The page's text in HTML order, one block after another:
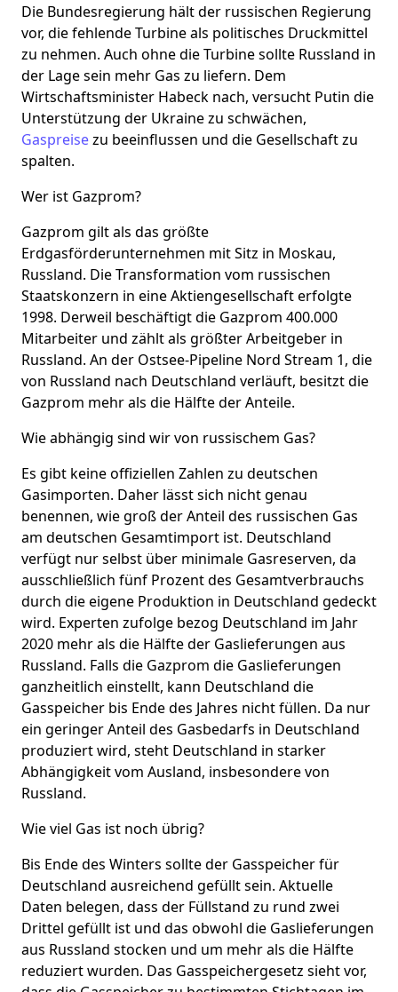
Die Bundesregierung hält der russischen Regierung
vor, die fehlende Turbine als politisches Druckmittel
zu nehmen. Auch ohne die Turbine sollte Russland in
der Lage sein mehr Gas zu liefern. Dem
Wirtschaftsminister Habeck nach, versucht Putin die
Unterstützung der Ukraine zu schwächen,
Gaspreisezu beeinflussen und die Gesellschaft zu
spalten.
Wer ist Gazprom?
Gazprom gilt als das größte
Erdgasförderunternehmen mit Sitz in Moskau,
Russland. Die Transformation vom russischen
Staatskonzern in eine Aktiengesellschaft erfolgte
1998. Derweil beschäftigt die Gazprom 400.000
Mitarbeiter und zählt als größter Arbeitgeber in
Russland. An der Ostsee-Pipeline Nord Stream 1, die
von Russland nach Deutschland verläuft, besitzt die
Gazprom mehr als die Hälfte der Anteile.
Wie abhängig sind wir von russischem Gas?
Es gibt keine offiziellen Zahlen zu deutschen
Gasimporten. Daher lässt sich nicht genau
benennen, wie groß der Anteil des russischen Gas
am deutschen Gesamtimport ist. Deutschland
verfügt nur selbst über minimale Gasreserven, da
ausschließlich fünf Prozent des Gesamtverbrauchs
durch die eigene Produktion in Deutschland gedeckt
wird. Experten zufolge bezog Deutschland im Jahr
2020 mehr als die Hälfte der Gaslieferungen aus
Russland. Falls die Gazprom die Gaslieferungen
ganzheitlich einstellt, kann Deutschland die
Gasspeicher bis Ende des Jahres nicht füllen. Da nur
ein geringer Anteil des Gasbedarfs in Deutschland
produziert wird, steht Deutschland in starker
Abhängigkeit vom Ausland, insbesondere von
Russland.
Wie viel Gas ist noch übrig?
Bis Ende des Winters sollte der Gasspeicher für
Deutschland ausreichend gefüllt sein. Aktuelle
Daten belegen, dass der Füllstand zu rund zwei
Drittel gefüllt ist und das obwohl die Gaslieferungen
aus Russland stocken und um mehr als die Hälfte
reduziert wurden. Das Gasspeichergesetz sieht vor,